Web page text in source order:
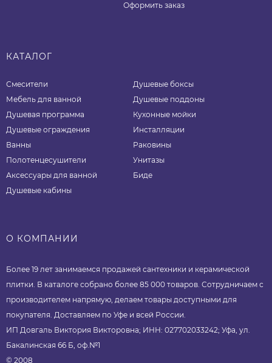
Оформить заказ
КАТАЛОГ
Смесители
Мебель для ванной
Душевая программа
Душевые ограждения
Ванны
Полотенцесушители
Аксессуары для ванной
Душевые кабины
Душевые боксы
Душевые поддоны
Кухонные мойки
Инсталляции
Раковины
Унитазы
Биде
О КОМПАНИИ
Более 19 лет занимаемся продажей сантехники и керамической
плитки. В каталоге собрано более 85 000 товаров. Сотрудничаем с
производителем напрямую, делаем товары доступными для
покупателя. Доставляем по Уфе и всей России.
ИП Довгаль Виктория Викторовна; ИНН: 027702033242; Уфа, ул.
Бакалинская 66 Б, оф.№1
© 2008